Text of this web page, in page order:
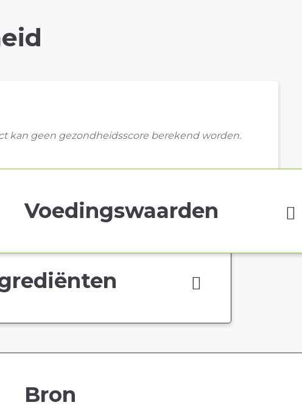
kan geen gezondheidsscore berekend worden.
Voedingswaarden
Bron